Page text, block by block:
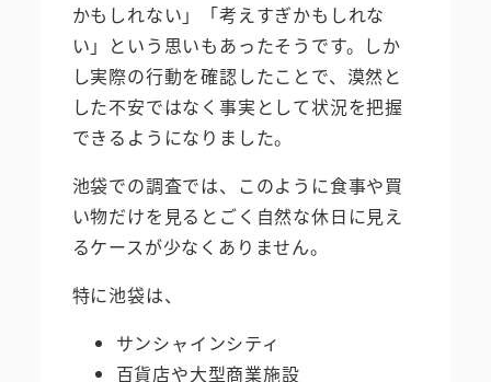
かもしれない」「考えすぎかもしれな
い」という思いもあったそうです。しか
し実際の行動を確認したことで、漠然と
した不安ではなく事実として状況を把握
できるようになりました。
池袋での調査では、このように食事や買
い物だけを見るとごく自然な休日に見え
るケースが少なくありません。
特に池袋は、
サンシャインシティ
百貨店や大型商業施設